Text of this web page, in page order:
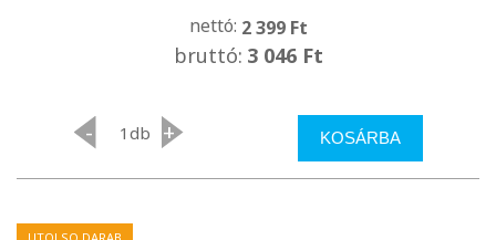
nettó: 2 399 Ft
bruttó: 3 046 Ft
- db + KOSÁRBA
UTOLSO DARAB